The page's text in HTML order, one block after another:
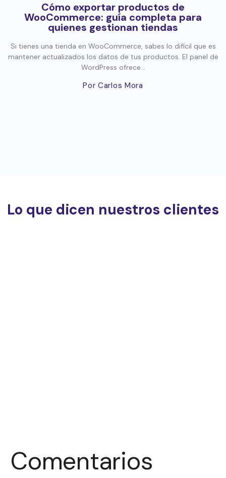
Cómo exportar productos de
WooCommerce: guía completa para
quienes gestionan tiendas
Si tienes una tienda en WooCommerce, sabes lo difícil que es
mantener actualizados los datos de tus productos. El panel de
WordPress ofrece...
Por Carlos Mora
Lo que dicen nuestros clientes
Comentarios